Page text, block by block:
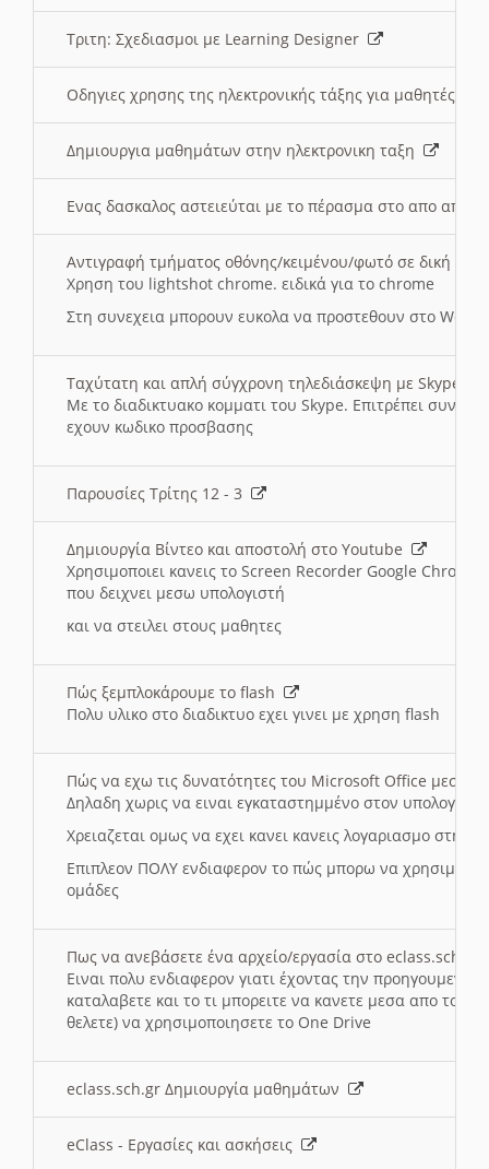
Τριτη: Σχεδιασμοι με Learning Designer
Οδηγιες χρησης της ηλεκτρονικής τάξης για μαθητές
Δημιουργια μαθημάτων στην ηλεκτρονικη ταξη
Ενας δασκαλος αστειεύται με το πέρασμα στο απο
Αντιγραφή τμήματος οθόνης/κειμένου/φωτό σε δική
Χρηση του lightshot chrome. ειδικά για το chrome
Στη συνεχεια μπορουν ευκολα να προστεθουν στο Word
Ταχύτατη και απλή σύγχρονη τηλεδιάσκεψη με Skype
Με το διαδικτυακο κομματι του Skype. Επιτρέπει
εχουν κωδικο προσβασης
Παρουσίες Τρίτης 12 - 3
Δημιουργία Βίντεο και αποστολή στο Youtube
Χρησιμοποιει κανεις το Screen Recorder Google Chrome
που δειχνει μεσω υπολογιστή
και να στειλει στους μαθητες
Πώς ξεμπλοκάρουμε το flash
Πολυ υλικο στο διαδικτυο εχει γινει με χρηση flash
Πώς να εχω τις δυνατότητες του Microsoft Office μεσω
Δηλαδη χωρις να ειναι εγκαταστημμένο στον
Χρειαζεται ομως να εχει κανει κανεις λογαριασμο στη
Επιπλεον ΠΟΛΥ ενδιαφερον το πώς μπορω να
ομάδες
Πως να ανεβάσετε ένα αρχείο/εργασία στο eclass.sch.gr
Ειναι πολυ ενδιαφερον γιατι έχοντας την
καταλαβετε και το τι μπορειτε να κανετε μεσα απο το
θελετε) να χρησιμοποιησετε το One Drive
eclass.sch.gr Δημιουργία μαθημάτων
eClass - Εργασίες και ασκήσεις